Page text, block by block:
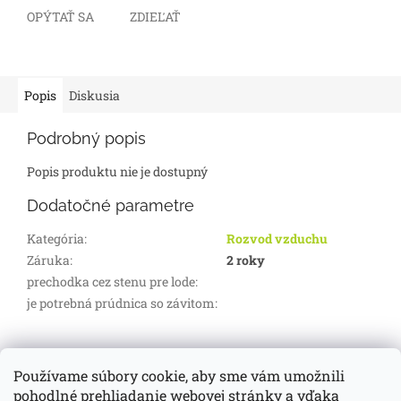
Používame súbory cookie, aby sme vám umožnili
pohodlné prehliadanie webovej stránky a vďaka
OPÝTAŤ SA ZDIEĽAŤ
Popis Diskusia
Podrobný popis
Popis produktu nie je dostupný
Dodatočné parametre
Kategória:
Rozvod vzduchu
Záruka:
2 roky
prechodka cez stenu pre lode:
je potrebná prúdnica so závitom:
Z
d-servis.sk webasto.sk eberspächer.sk